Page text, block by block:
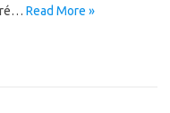
Read More »